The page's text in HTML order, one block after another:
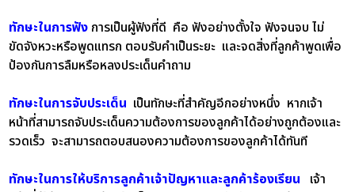
ทักษะในการฟัง การเป็นผู้ฟังที่ดี คือ ฟังอย่างตั้งใจ ฟังจนจบ ไม่
ขัดจังหวะหรือพูดแทรก ตอบรับคำเป็นระยะ และจดสิ่งที่ลูกค้าพูดเพื่อ
ป้องกันการลืมหรือหลงประเด็นคำถาม
ทักษะในการจับประเด็น เป็นทักษะที่สำคัญอีกอย่างหนึ่ง หากเจ้า
หน้าที่สามารถจับประเด็นความต้องการของลูกค้าได้อย่างถูกต้องและ
รวดเร็ว จะสามารถตอบสนองความต้องการของลูกค้าได้ทันที
ทักษะในการให้บริการลูกค้าเจ้าปัญหาและลูกค้าร้องเรียน เจ้า